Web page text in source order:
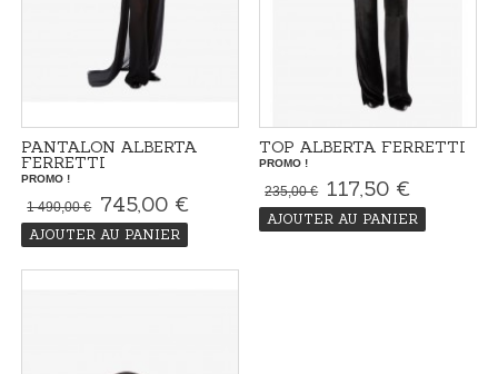
PANTALON ALBERTA
FERRETTI
PROMO !
1 490,00 € 745,00 €
AJOUTER AU PANIER
TOP ALBERTA FERRETTI
PROMO !
235,00 € 117,50 €
AJOUTER AU PANIER